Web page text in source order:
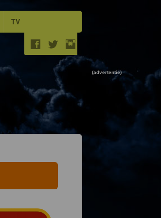
TV
(advertentie)